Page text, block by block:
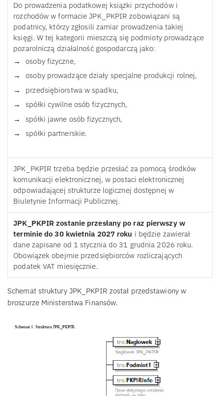
Do prowadzenia podatkowej książki przychodów i
rozchodów w formacie JPK_PKPIR zobowiązani są
podatnicy, którzy zgłosili zamiar prowadzenia takiej
księgi. W tej kategorii mieszczą się podmioty prowadzące
pozarolniczą działalność gospodarczą jako:
osoby fizyczne,
osoby prowadzące działy specjalne produkcji rolnej,
przedsiębiorstwa w spadku,
spółki cywilne osób fizycznych,
spółki jawne osób fizycznych,
spółki partnerskie.
JPK_PKPIR trzeba będzie przesłać za pomocą środków
komunikacji elektronicznej, w postaci elektronicznej
odpowiadającej strukturze logicznej dostępnej w
Biuletynie Informacji Publicznej.
JPK_PKPIR zostanie przesłany po raz pierwszy w
terminie do 30 kwietnia 2027 roku i będzie zawierał
dane zapisane od 1 stycznia do 31 grudnia 2026 roku.
Obowiązek obejmie przedsiębiorców rozliczających
podatek VAT miesięcznie.
Schemat struktury JPK_PKPIR został przedstawiony w
broszurze Ministerstwa Finansów.